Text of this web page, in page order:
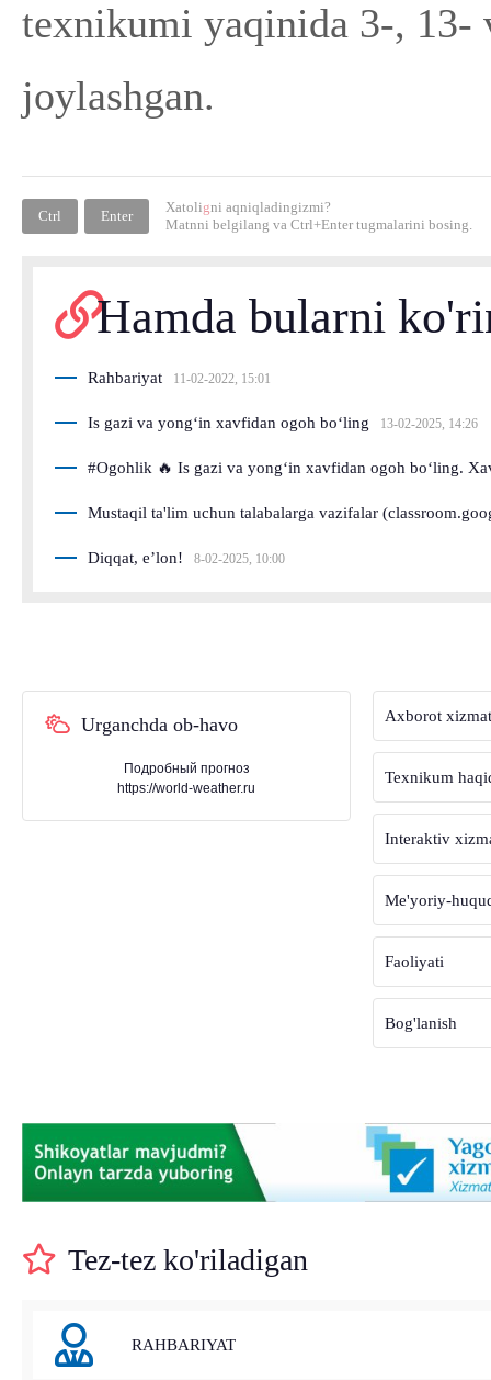
texnikumi yaqinida 3-, 13-
joylashgan.
Ctrl Enter
Xatoligni aqniqladingizmi?
Matnni belgilang va Ctrl+Enter tugmalarini bosing.
Hamda bularni
Rahbariyat 11-02-2022, 15:01
Is gazi va yong‘in xavfidan ogoh bo‘ling 13-02-2025, 14:26
#Ogohlik 🔥 Is gazi va yong‘in xavfidan ogoh bo‘ling.
Mustaqil ta'lim uchun talabalarga vazifalar
Diqqat, e’lon! 8-02-2025, 10:00
Urganchda ob-havo
Подробный прогноз
https://world-weather.ru
Axborot
Texnikum
Interaktiv
Me'yoriy-
Faoliyati
Bog'lanish
Tez-tez ko'riladigan
RAHBARIYAT